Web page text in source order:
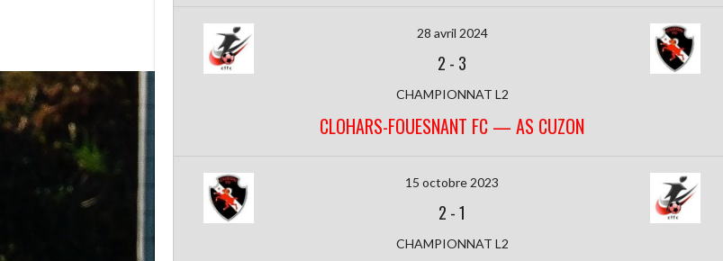
28 avril 2024
2 - 3
CHAMPIONNAT L2
CLOHARS-FOUESNANT FC — AS CUZON
15 octobre 2023
2 -1
CHAMPIONNAT L2